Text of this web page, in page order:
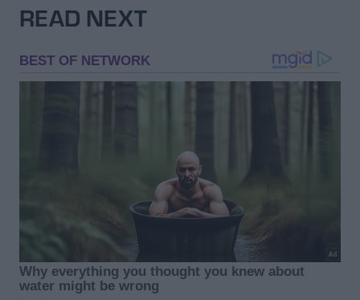
READ NEXT